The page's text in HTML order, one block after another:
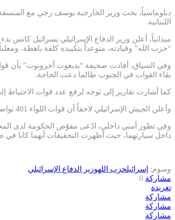
دبلوماسياً، بحث وزير الخارجية يوسف رجي مع
اللبنانية.
ميدانياً، أعلن وزير الدفاع الإسرائيلي يسرائيل كاتس
“حزب الله” وقيادته، متوعداً بتكبيده كلفة باهظة،
بقاء القوات في الجنوب طالما دعت الحاجة.
كما أشارت تقارير إلى توجه لرفع عدد قوات الاحتياط إلى 450 ألف جندي، ضمن التحضيرات لعملية أوسع، بالتوازي مع نية توسيع المنطقة العازلة في جنوب
وأعلن الجيش الإسرائيلي لاحقاً أن قوات اللواء 401 تواصل تنفيذ عمليات دهم وتدمير لمواقع وبنى تحتية تابعة لـ”حزب الله” في الجنوب.
وفي تطور أمني داخلي، ادّعى مفوّض الحكومة لدى
داخل سيارتهما، حيث أظهرت التحقيقات أنهما كانا في
وسوم: إسرائيلحزب اللهوزير الدفاع الإسرائيلي
مشاركة 0
تغريدة
مشاركة
مشاركة
مشاركة